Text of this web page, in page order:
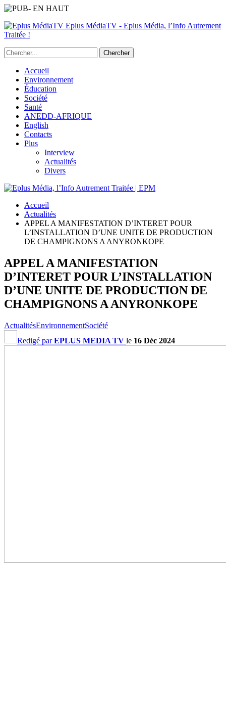
Eplus MédiaTV - Eplus Média, l’Info Autrement
Traitée !
Accueil
Environnement
Éducation
Société
Santé
ANEDD-AFRIQUE
English
Contacts
Plus
Interview
Actualités
Divers
Accueil
Actualités
APPEL A MANIFESTATION D’INTERET POUR
L’INSTALLATION D’UNE UNITE DE PRODUCTION
DE CHAMPIGNONS A ANYRONKOPE
APPEL A MANIFESTATION
D’INTERET POUR L’INSTALLATION
D’UNE UNITE DE PRODUCTION DE
CHAMPIGNONS A ANYRONKOPE
ActualitésEnvironnementSociété
Redigé parEPLUS MEDIA TV le 16 Déc 2024